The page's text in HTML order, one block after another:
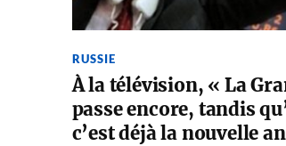
RUSSIE
À la télévision, « La
passe encore, tandis
c’est déjà la nouvelle